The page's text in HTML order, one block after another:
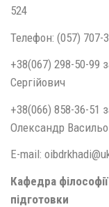
524
Телефон: (057) 707-
+38(067) 298-50-99
Сергійович
+38(066) 858-36-51
Олександр
E-mail:
Кафедра
підготовки